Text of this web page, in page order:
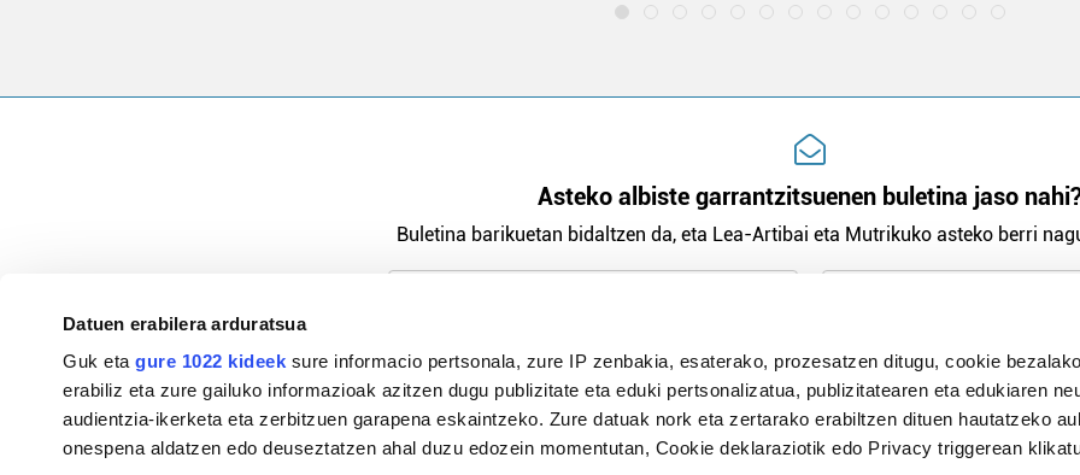
Datuen erabilera arduratsua
Guk etagure 1022 kideek sure informacio pertsonala, zure IP zenbakia, esaterako, prozesatzen ditugu, cookie
erabiliz eta zure gailuko informazioak azitzen dugu publizitate eta eduki pertsonalizatua, publizitatearen eta edukiaren
audientzia-ikerketa eta zerbitzuen garapena eskaintzeko. Zure datuak nork eta zertarako erabiltzen dituen hautatzeko
onespena aldatzen edo deuseztatzen ahal duzu edozein momentutan, Cookie deklaraziotik edo Privacy triggerean
Asteko albiste garrantzitsuenen buletina jaso
Buletina barikuetan bidaltzen da, eta Lea-Artibai eta Mutrikuko asteko berri